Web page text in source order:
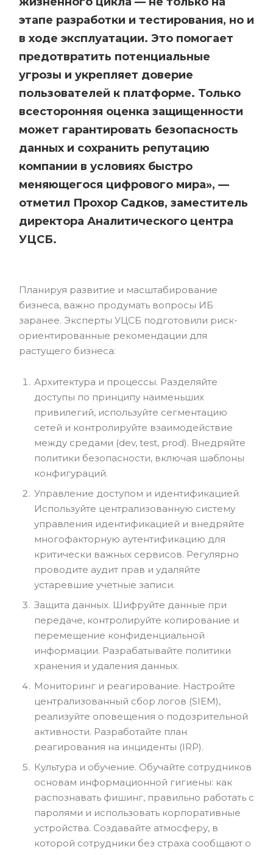
этапе разработки и тестирования, но и
в ходе эксплуатации. Это помогает
предотвратить потенциальные
угрозы и укрепляет доверие
пользователей к платформе. Только
всесторонняя оценка защищенности
может гарантировать безопасность
данных и сохранить репутацию
компании в условиях быстро
меняющегося цифрового мира», —
отметил Прохор Садков, заместитель
директора Аналитического центра
УЦСБ.
Планируя развитие и масштабирование
бизнеса, важно продумать вопросы ИБ
заранее. Эксперты УЦСБ подготовили риск-
ориентированные рекомендации для
растущего бизнеса:
Архитектура и процессы. Разделяйте
доступы по принципу наименьших
привилегий, используйте сегментацию
сетей и контролируйте взаимодействие
между средами (dev, test, prod). Внедряйте
политики безопасности, включая шаблоны
конфигураций.
Управление доступом и идентификацией.
Используйте централизованную систему
управления идентификацией и внедряйте
многофакторную аутентификацию для
критически важных сервисов. Регулярно
проводите аудит прав и удаляйте
устаревшие учетные записи.
Защита данных. Шифруйте данные при
передаче, контролируйте копирование и
перемещение конфиденциальной
информации. Разрабатывайте политики
хранения и удаления данных.
Мониторинг и реагирование. Настройте
централизованный сбор логов (SIEM),
реализуйте оповещения о подозрительной
активности. Разработайте план
реагирования на инциденты (IRP).
Культура и обучение. Обучайте сотрудников
основам информационной гигиены: как
распознавать фишинг, правильно работать с
паролями и использовать корпоративные
устройства. Создавайте атмосферу, в
которой сотрудники без страха сообщают о